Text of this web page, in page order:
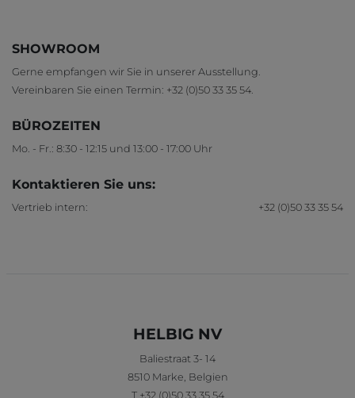
SHOWROOM
Gerne empfangen wir Sie in unserer Ausstellung.
Vereinbaren Sie einen Termin: +32 (0)50 33 35 54
BÜROZEITEN
Mo. - Fr.: 8:30 - 12:15 und 13:00 - 17:00 Uhr
Kontaktieren Sie uns:
Vertrieb intern: +32 (0)50 33 35 54
HELBIG NV
Baliestraat 3- 14
8510 Marke Belgien
T +32 (0)50 33 35 54